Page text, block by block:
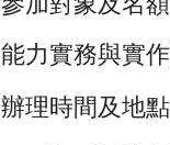
能力實務與實
辦理時間及地